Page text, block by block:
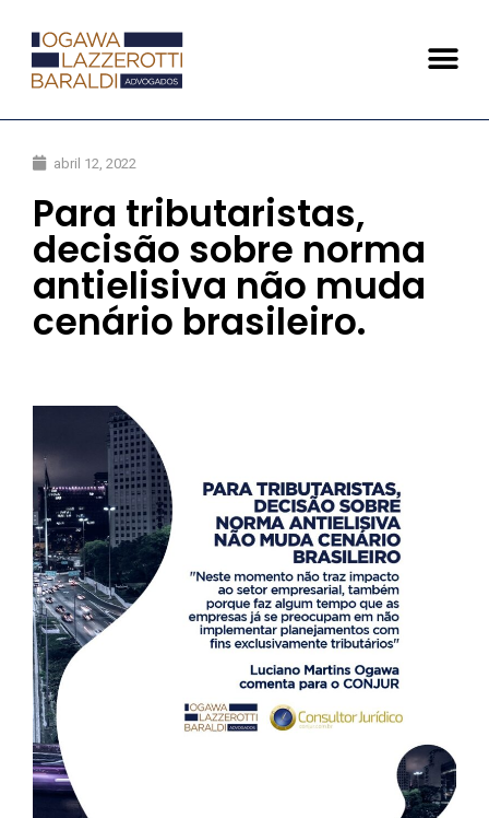
abril 12, 2022
Para tributaristas,
decisão sobre norma
antielisiva não muda
cenário brasileiro.